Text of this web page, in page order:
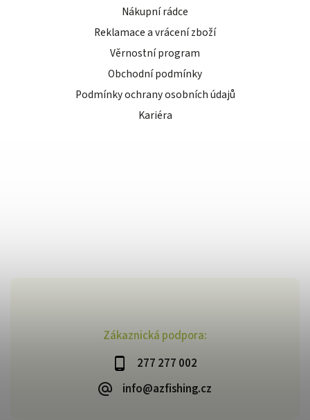
Zákaznická podpora:
277 277 002
info@azfishing.cz
Nákupní rádce
Reklamace a vrácení zboží
Věrnostní program
Obchodní podmínky
Podmínky ochrany osobních údajů
Kariéra